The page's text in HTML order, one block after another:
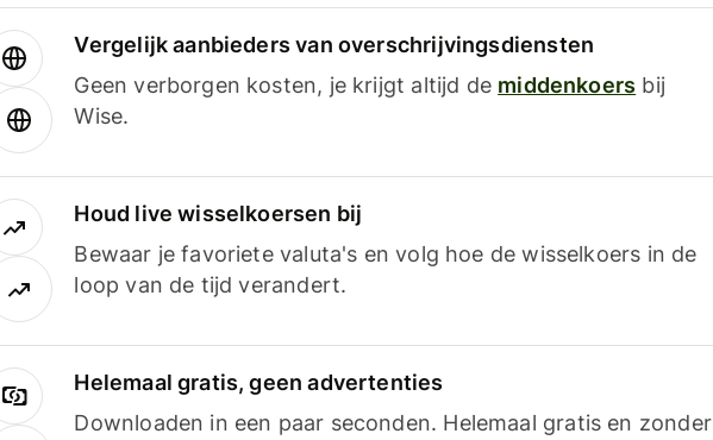
Vergelijk aanbieders van overschrijvingsdiensten
Geen verborgen kosten, je krijgt altijd de middenkoers bij
Wise.
Houd live wisselkoersen bij
Bewaar je favoriete valuta's en volg hoe de wisselkoers in de
loop van de tijd verandert.
Helemaal gratis, geen advertenties
Downloaden in een paar seconden. Helemaal gratis en zonder